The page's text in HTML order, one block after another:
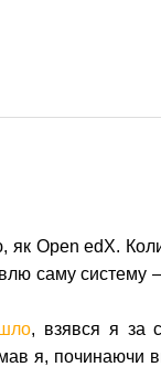
Open edX.
саму
, взявся я за
я, починаючи